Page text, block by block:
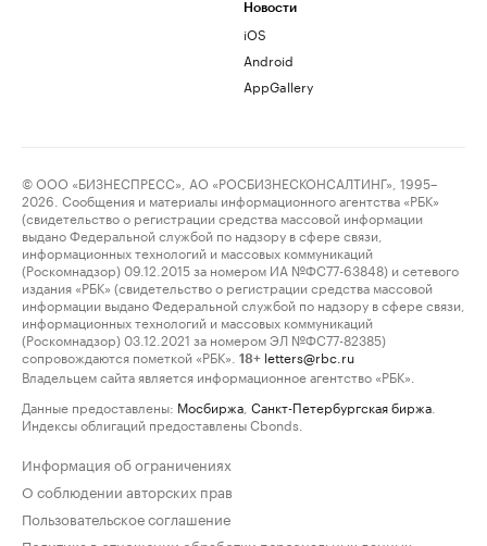
Новости
iOS
Android
AppGallery
© ООО «БИЗНЕСПРЕСС», АО «РОСБИЗНЕСКОНСАЛТИНГ», 1995–
2026. Сообщения и материалы информационного агентства «РБК»
(свидетельство о регистрации средства массовой информации
выдано Федеральной службой по надзору в сфере связи,
информационных технологий и массовых коммуникаций
(Роскомнадзор) 09.12.2015 за номером ИА №ФС77-63848) и сетевого
издания «РБК» (свидетельство о регистрации средства массовой
информации выдано Федеральной службой по надзору в сфере связи,
информационных технологий и массовых коммуникаций
(Роскомнадзор) 03.12.2021 за номером ЭЛ №ФС77-82385)
сопровождаются пометкой «РБК».
18+ letters@rbc.ru
Владельцем сайта является информационное агентство «РБК».
Данные предоставлены: Мосбиржа Санкт-Петербургская биржа
Индексы облигаций предоставлены Cbonds.
Информация об ограничениях
О соблюдении авторских прав
Пользовательское соглашение